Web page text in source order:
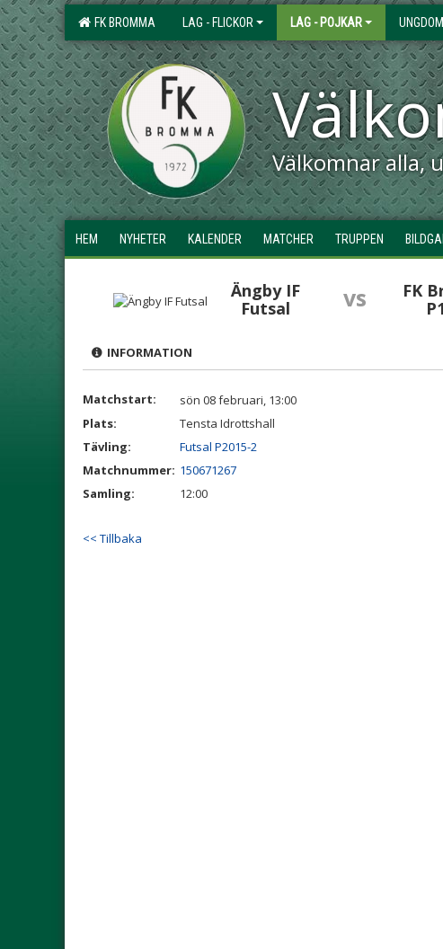
FK BROMMA LAG - FLICKOR LAG - POJKAR
Välkomnar alla,
HEM NYHETER KALENDER MATCHER TRUPPEN
Ängby IF
Futsal
vs
FK
INFORMATION
Matchstart:
sön 08 februari, 13:00
Plats:
Tensta Idrottshall
Tävling:
Futsal P2015-2
Matchnummer: 150671267
Samling:
12:00
<< Tillbaka